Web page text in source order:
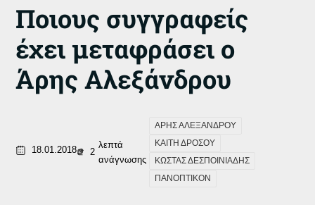
Ποιους συγγραφείς
έχει μεταφράσει ο
Άρης Αλεξάνδρου
18.01.2018 2
λεπτά
ανάγνωσης
ΑΡΗΣ ΑΛΕΞΑΝΔΡΟΥ
ΚΑΙΤΗ ΔΡΟΣΟΥ
ΚΩΣΤΑΣ ΔΕΣΠΟΙΝΙΑΔΗΣ
ΠΑΝΟΠΤΙΚΟΝ